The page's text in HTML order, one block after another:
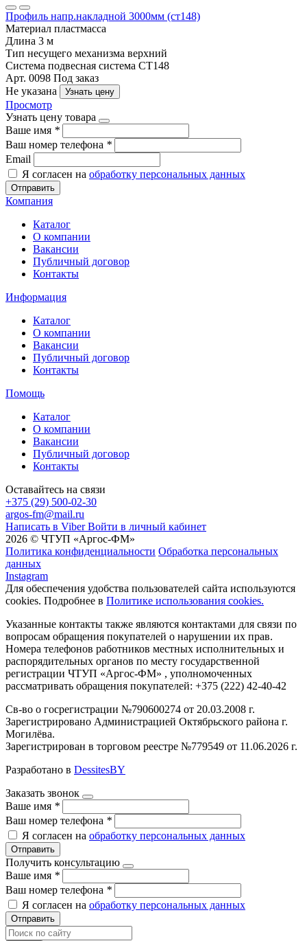
Профиль напр.накладной 3000мм (ст148)
Материал пластмасса
Длина 3 м
Тип несущего механизма верхний
Система подвесная система СТ148
Арт. 0098 Под заказ
Не указана
Узнать цену
Просмотр
Узнать цену товара
Ваше имя *
Ваш номер телефона *
Email
Я согласен на обработку персональных данных
Отправить
Компания
Каталог
О компании
Вакансии
Публичный договор
Контакты
Информация
Каталог
О компании
Вакансии
Публичный договор
Контакты
Помощь
Каталог
О компании
Вакансии
Публичный договор
Контакты
Оставайтесь на связи
+375 (29) 500-02-30
argos-fm@mail.ru
Написать в Viber Войти в личный кабинет
2026 © ЧТУП «Аргос-ФМ»
Политика конфиденциальности Обработка персональных
данных
Instagram
Для обеспечения удобства пользователей сайта используются
cookies. Подробнее в Политике использования cookies.
Указанные контакты также являются контактами для связи по
вопросам обращения покупателей о нарушении их прав.
Номера телефонов работников местных исполнительных и
распорядительных органов по месту государственной
регистрации ЧТУП «Аргос-ФМ» , уполномоченных
рассматривать обращения покупателей: +375 (222) 42-40-42
Св-во о госрегистрации №790600274 от 20.03.2008 г.
Зарегистрировано Администрацией Октябрьского района г.
Могилёва.
Зарегистрирован в торговом реестре №779549 от 11.06.2026 г.
Разработано в DessitesBY
Заказать звонок
Ваше имя *
Ваш номер телефона *
Я согласен на обработку персональных данных
Отправить
Получить консультацию
Ваше имя *
Ваш номер телефона *
Я согласен на обработку персональных данных
Отправить